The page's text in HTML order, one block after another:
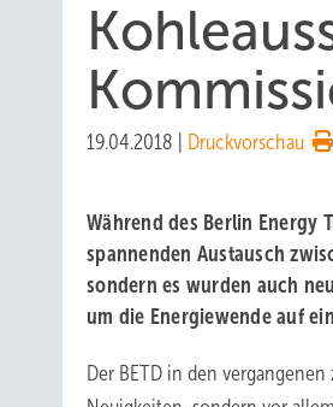
19.04.2018 Druckvorschau
Während des Berlin Energy
spannenden Austausch
sondern es wurden auch
um die Energiewende auf
Der BETD in den